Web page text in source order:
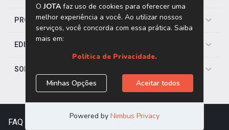
PRO SAÚDE
EDITORIAS
SOBRE O JOTA
FAQ Trabalhe Conosco